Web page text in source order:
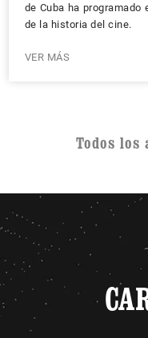
de Cuba ha
de la historia del cine.
VER MÁS
Todos